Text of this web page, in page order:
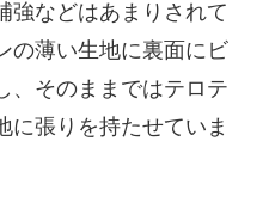
強などはあまりされて
の薄い生地に裏面にビ
、そのままではテロテ
に張りを持たせていま